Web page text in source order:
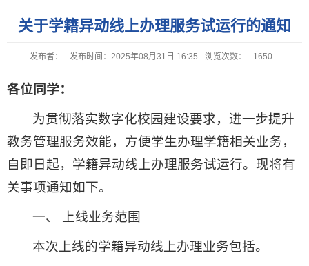
关于学籍异动线上办理服务试运行的通知
发布者： 发布时间：2025年08月31日 16:35 浏览次数： 1650
各位同学：
为贯彻落实数字化校园建设要求，进一步提升
教务管理服务效能，方便学生办理学籍相关业务，
自即日起，学籍异动线上办理服务试运行。现将有
关事项通知如下。
一、 上线业务范围
本次上线的学籍异动线上办理业务包括。